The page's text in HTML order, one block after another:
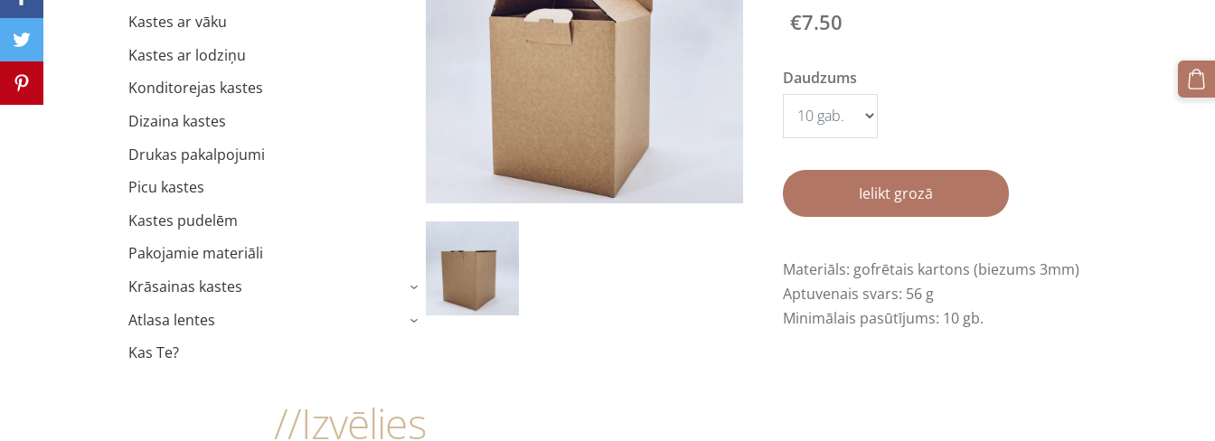
Kastes ar vāku
Kastes ar lodziņu
Konditorejas kastes
Dizaina kastes
Drukas pakalpojumi
Picu kastes
Kastes pudelēm
Pakojamie materiāli
Krāsainas kastes
›
Atlasa lentes ›
Kas Te?
//Izvēlies
€7.50
Daudzums
Ielikt grozā
Materiāls: gofrētais kartons (biezums 3mm)
Aptuvenais svars: 56 g
Minimālais pasūtījums: 10 gb.